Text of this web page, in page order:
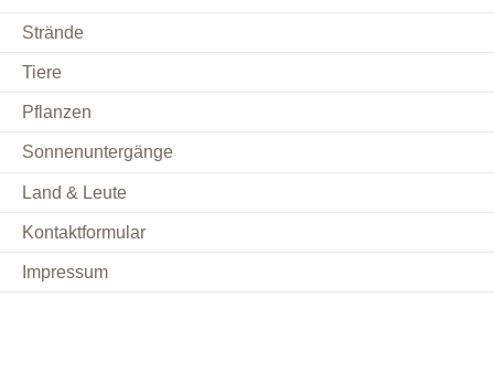
Strände
Tiere
Pflanzen
Sonnenuntergänge
Land & Leute
Kontaktformular
Impressum